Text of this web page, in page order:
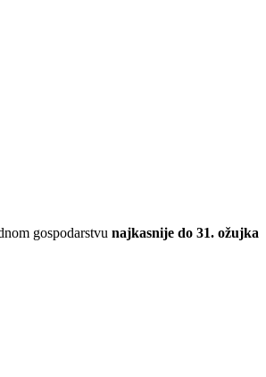
gospodarstvu najkasnije do 31. ožujka